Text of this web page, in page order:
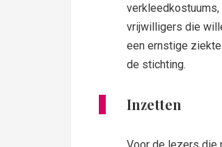
verkleedkostuums,
vrijwilligers die
een ernstige
de stichting.
Inzetten